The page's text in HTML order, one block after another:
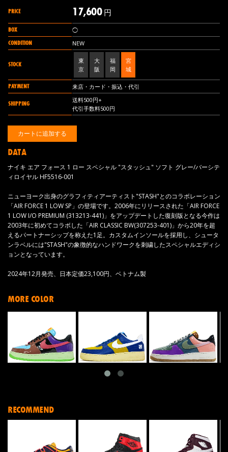
PRICE 17,600円
BOX ◯
CONDITION NEW
STOCK
東
京
大
阪
福
岡
宮
城
PAYMENT 来店・カード・振込・代引
SHIPPING
送料500円+
代引手数料500円
DATA
ナイキ エア フォース 1 ロー スペシャル "スタッシュ" ソフト グレー/バーシテ
ィロイヤル HF5516-001
ニューヨーク出身のグラフィティアーティスト"STASH"とのコラボレーション
「AIR FORCE 1 LOW SP」の登場です。2006年にリリースされた「AIR FORCE
1 LOW I/O PREMIUM (313213-441)」をアップデートした復刻版となる今作は
2003年に初めてコラボした「AIR CLASSIC BW(307253-401)」から20年を超
えるパートナーシップを称えた1足。カスタムインソールを採用し、シュータ
ンラベルには"STASH"の象徴的なハンドワークを刺繍したスペシャルエディシ
ョンとなっています。
2024年12月発売、日本定価23,100円、ベトナム製
MORE COLOR
RECOMMEND